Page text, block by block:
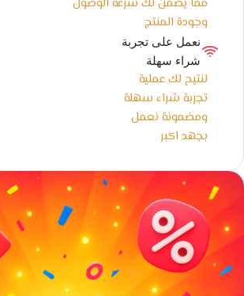
وجودة المنتج
نعمل على تجربة
شراء سهلة
لنتيح لك عملية
تجربة شراء سهلة
ومضمونة نعمل
بجهد اكبر